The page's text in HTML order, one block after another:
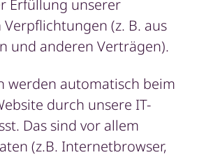
Erfüllung unserer
(z. B. aus
und anderen Verträgen).
werden automatisch beim
durch unsere IT-
Das sind vor allem
(z.B. Internetbrowser,